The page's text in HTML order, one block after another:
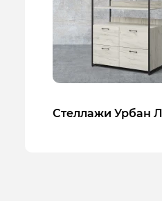
Стеллажи Урбан